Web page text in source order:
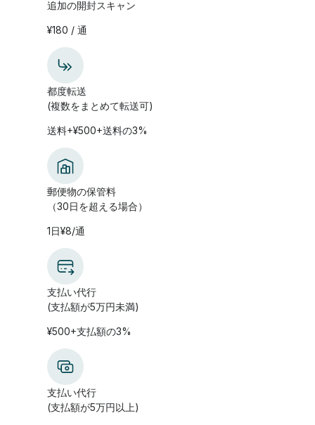
追加の開封スキャン
¥180 / 通
都度転送
(複数をまとめて転送可)
送料+¥500+送料の3%
郵便物の保管料
（30日を超える場合）
1日¥8/通
支払い代行
(支払額が5万円未満)
¥500+支払額の3%
支払い代行
(支払額が5万円以上)